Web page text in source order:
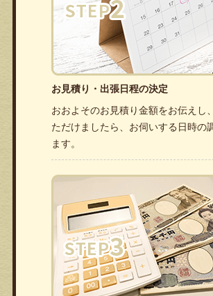
お見積り・出張日程の決定
おおよそのお見積り金額をお伝えし
ただけましたら、お伺いする日時の
ます。